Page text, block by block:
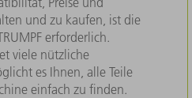
und zu kaufen, ist die
erforderlich.
viele nützliche
es Ihnen, alle Teile
einfach zu finden.